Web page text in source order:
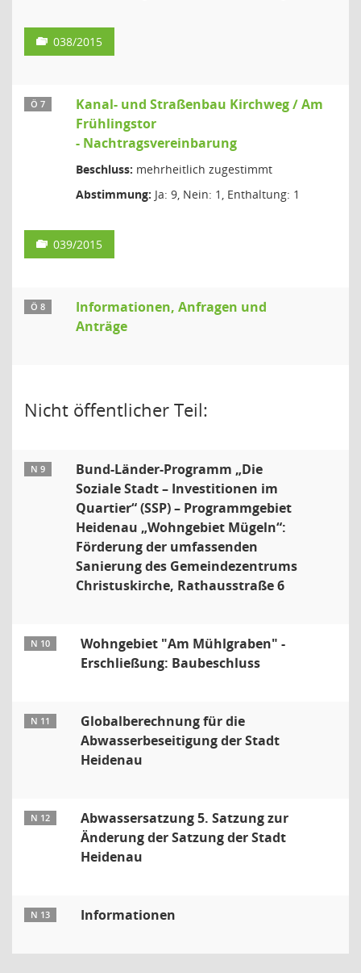
038/2015
Ö 7
Kanal- und Straßenbau Kirchweg / Am
Frühlingstor
- Nachtragsvereinbarung
Beschluss: mehrheitlich zugestimmt
Abstimmung: Ja: 9, Nein: 1, Enthaltung: 1
039/2015
Ö 8
Informationen, Anfragen und
Anträge
Nicht öffentlicher Teil:
N 9
Bund-Länder-Programm „Die
Soziale Stadt – Investitionen im
Quartier“ (SSP) – Programmgebiet
Heidenau „Wohngebiet Mügeln“:
Förderung der umfassenden
Sanierung des Gemeindezentrums
Christuskirche, Rathausstraße 6
N 10
Wohngebiet "Am Mühlgraben" -
Erschließung: Baubeschluss
N 11
Globalberechnung für die
Abwasserbeseitigung der Stadt
Heidenau
N 12
Abwassersatzung 5. Satzung zur
Änderung der Satzung der Stadt
Heidenau
N 13 Informationen